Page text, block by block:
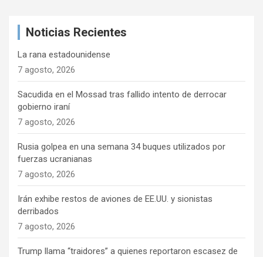
Noticias Recientes
La rana estadounidense
7 agosto, 2026
Sacudida en el Mossad tras fallido intento de derrocar
gobierno iraní
7 agosto, 2026
Rusia golpea en una semana 34 buques utilizados por
fuerzas ucranianas
7 agosto, 2026
Irán exhibe restos de aviones de EE.UU. y sionistas
derribados
7 agosto, 2026
Trump llama “traidores” a quienes reportaron escasez de